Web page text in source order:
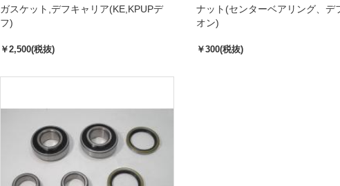
ガスケット,デフキャリア(KE,KPUPデ
フ)
￥2,500(税抜)
ナット(センターベアリング、デ
オン)
￥300(税抜)